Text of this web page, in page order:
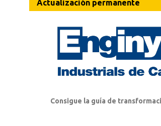
Actualización permanente
Consigue la guía de